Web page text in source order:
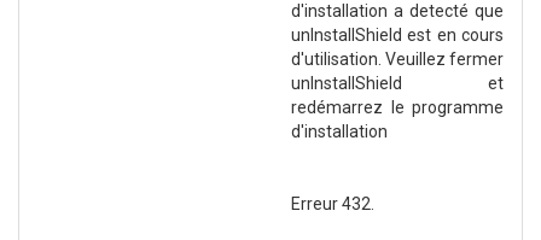
d'installation a detecté que
unInstallShield est en cours
d'utilisation. Veuillez fermer
unInstallShield et
redémarrez le programme
d'installation
Erreur 432.